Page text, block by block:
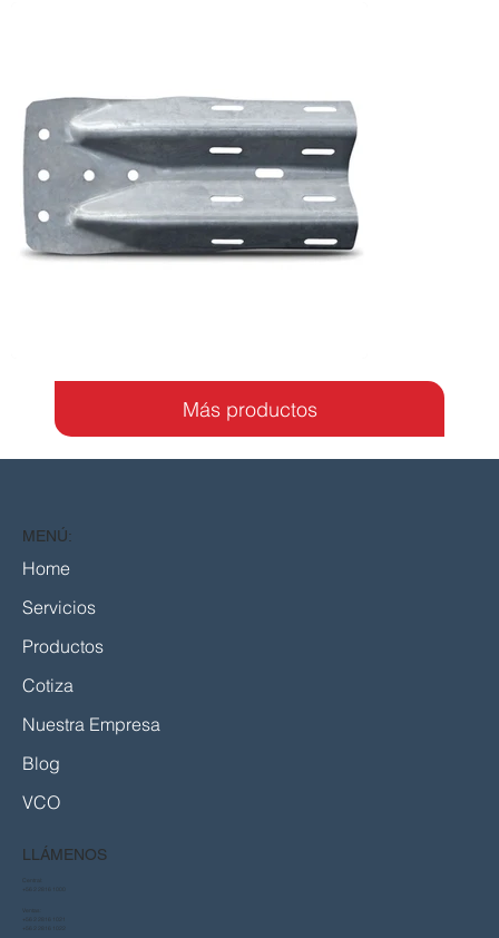
Más productos
+56 2 2816 1021
+56 2 2816 1022
+56 2 2816 1000
LLÁMENOS
Home
Servicios
Productos
Cotiza
Nuestra Empresa
Blog
VCO
MENÚ: